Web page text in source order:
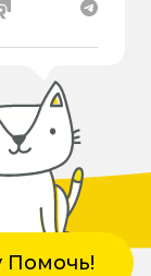
Помочь!